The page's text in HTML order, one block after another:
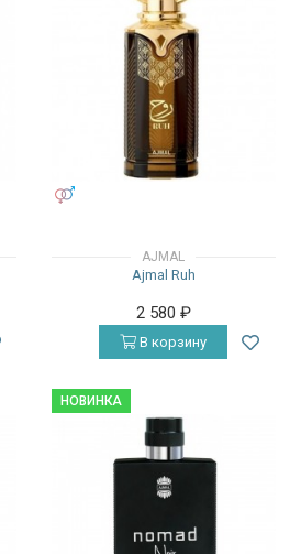
AJMAL
Ajmal Ruh
2 580 ₽
В корзину
НОВИНКА